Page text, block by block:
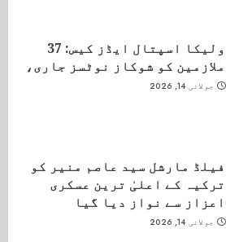
ولیکا اسپتال ایڈز کیس: 37
ملازمین کو شوکاز نوٹسز جاری،
جولائی 14, 2026
فیلڈ مارشل سید عاصم منیر کو
ترکیہ کے اعلیٰ ترین عسکری
اعزاز سے نواز دیا گیا
جولائی 14, 2026